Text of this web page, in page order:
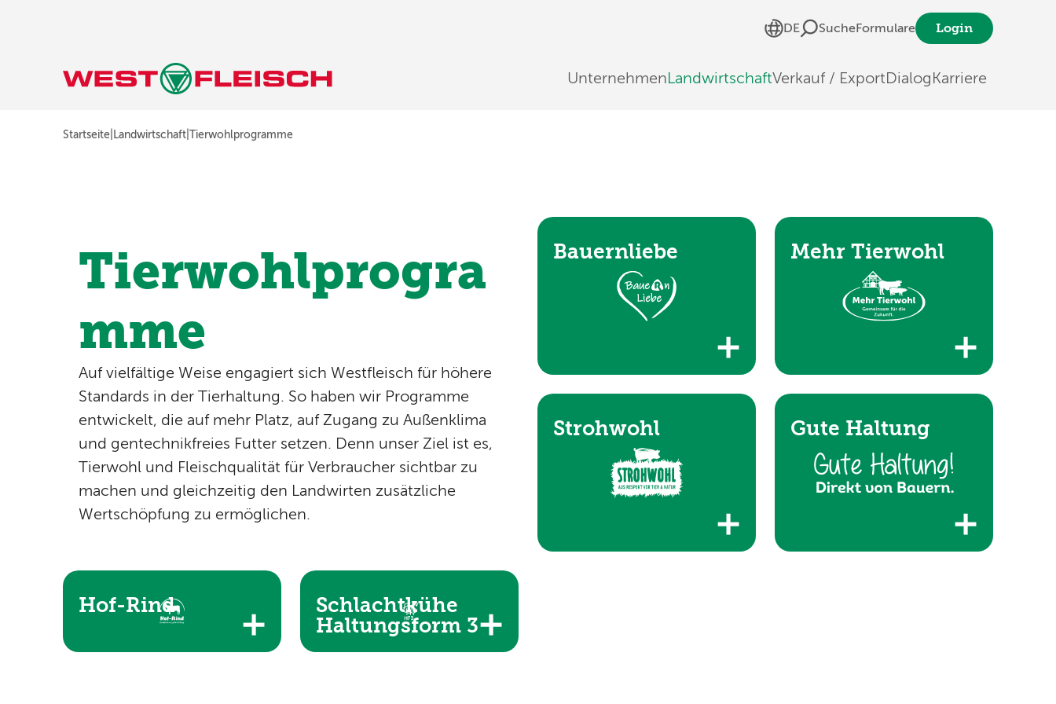
DE SucheFormulare Login
UnternehmenLandwirtschaftVerkauf / ExportDialogKarriere
Startseite Landwirtschaft Tierwohlprogramme
Tierwohlprogra
mme
Auf vielfältige Weise engagiert sich Westfleisch für höhere
Standards in der Tierhaltung. So haben wir Programme
entwickelt, die auf mehr Platz, auf Zugang zu Außenklima
und gentechnikfreies Futter setzen. Denn unser Ziel ist es,
Tierwohl und Fleischqualität für Verbraucher sichtbar zu
machen und gleichzeitig den Landwirten zusätzliche
Wertschöpfung zu ermöglichen.
Bauernliebe Mehr Tierwohl
Strohwohl Gute Haltung
Hof-Rind
Schlachtkühe
Haltungsform 3